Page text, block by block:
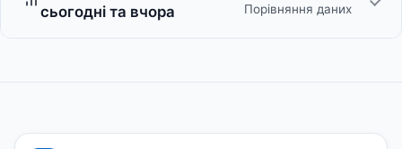
сьогодні та вчора
Порівняння даних